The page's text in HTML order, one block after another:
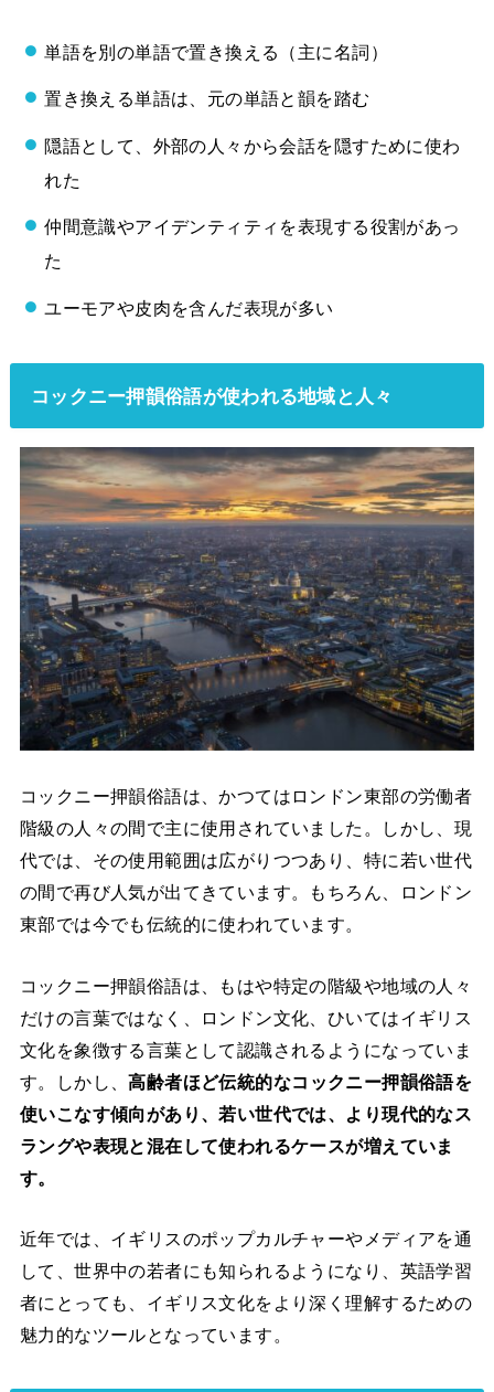
単語を別の単語で置き換える（主に名詞）
置き換える単語は、元の単語と韻を踏む
隠語として、外部の人々から会話を隠すために使わ
れた
仲間意識やアイデンティティを表現する役割があっ
た
ユーモアや皮肉を含んだ表現が多い
コックニー押韻俗語が使われる地域と人々
コックニー押韻俗語は、かつてはロンドン東部の労働者
階級の人々の間で主に使用されていました。しかし、現
代では、その使用範囲は広がりつつあり、特に若い世代
の間で再び人気が出てきています。もちろん、ロンドン
東部では今でも伝統的に使われています。
コックニー押韻俗語は、もはや特定の階級や地域の人々
だけの言葉ではなく、ロンドン文化、ひいてはイギリス
文化を象徴する言葉として認識されるようになっていま
す。しかし、高齢者ほど伝統的なコックニー押韻俗語を
使いこなす傾向があり、若い世代では、より現代的なス
ラングや表現と混在して使われるケースが増えていま
す。
近年では、イギリスのポップカルチャーやメディアを通
して、世界中の若者にも知られるようになり、英語学習
者にとっても、イギリス文化をより深く理解するための
魅力的なツールとなっています。